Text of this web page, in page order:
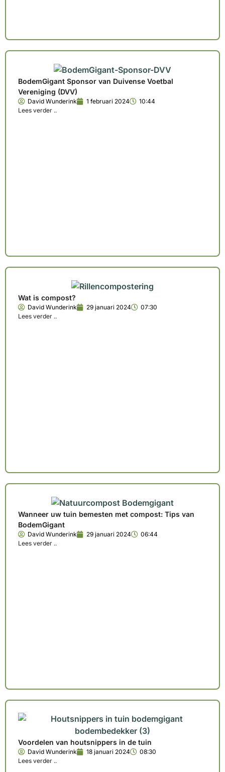
BodemGigant Sponsor van Duivense Voetbal
Vereniging (DVV)
David Wunderink 1 februari 2024
10:44
Lees verder ..
Wat is compost?
David Wunderink 29 januari 2024
07:30
Lees verder ..
Wanneer uw tuin bemesten met compost: Tips van
BodemGigant
David Wunderink 29 januari 2024
06:44
Lees verder ..
Voordelen van houtsnippers in de tuin
David Wunderink 18 januari 2024
08:30
Lees verder ..